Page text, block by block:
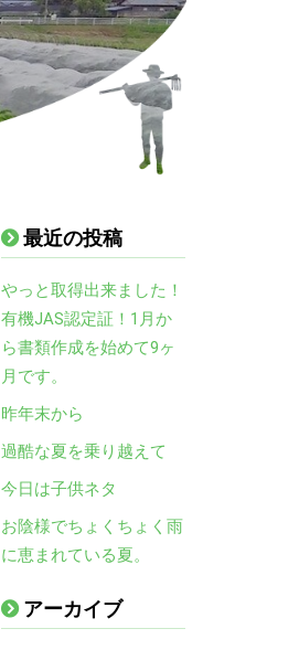
最近の投稿
やっと取得出来ました！
有機JAS認定証！1月か
ら書類作成を始めて9ヶ
月です。
昨年末から
過酷な夏を乗り越えて
今日は子供ネタ
お陰様でちょくちょく雨
に恵まれている夏。
アーカイブ